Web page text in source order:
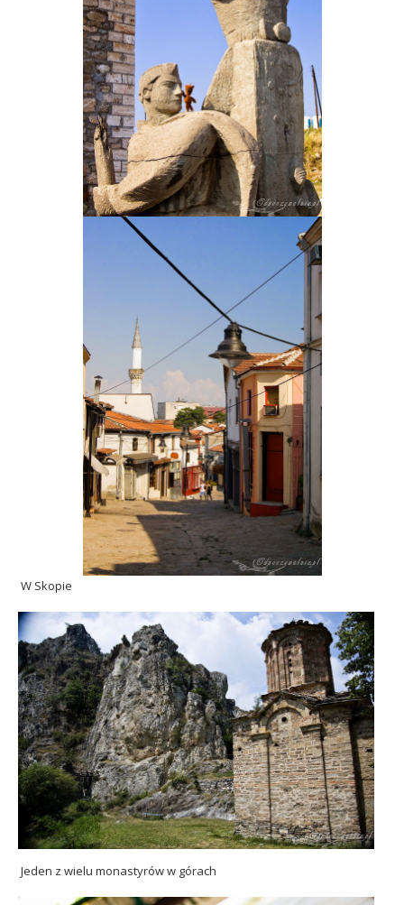
W Skopie
Jeden z wielu monastyrów w górach